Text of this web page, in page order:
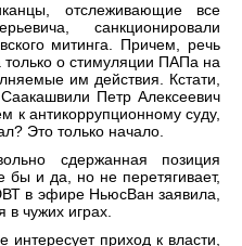
отслеживающие все
санкционировали
митинга. Причем, речь
только о стимуляции ПАПа на
им действия. Кстати,
Петр Алексеевич
к антикоррупционному суду,
Это только начало.
сдержанная позиция
бы и да, но не перетягивает,
в эфире НьюсВан заявила,
в чужих играх.
приход к власти,